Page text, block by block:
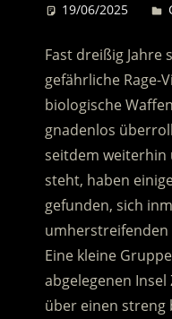
19/06/2025
Fast dreißig Jahre
gefährliche Rage-
biologische
gnadenlos
seitdem
steht, haben
gefunden, sich
umherstreifenden
Eine kleine
abgelegenen
über einen streng